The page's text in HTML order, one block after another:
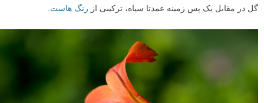
گل در مقابل یک پس زمینه عمدتا سیاه، ترکیبی از رنگ هاست.